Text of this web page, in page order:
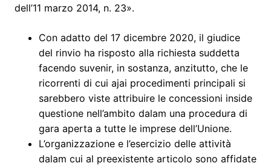
dell’11 marzo 2014, n. 23».
Con adatto del 17 dicembre 2020, il giudice
del rinvio ha risposto alla richiesta suddetta
facendo suvenir, in sostanza, anzitutto, che le
ricorrenti di cui ajai procedimenti principali si
sarebbero viste attribuire le concessioni inside
questione nell’ambito dalam una procedura di
gara aperta a tutte le imprese dell’Unione.
L’organizzazione e l’esercizio delle attività
dalam cui al preexistente articolo sono affidate